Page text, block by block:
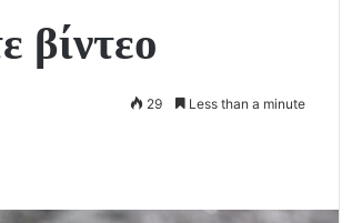
βίντεο
29 Less than a minute